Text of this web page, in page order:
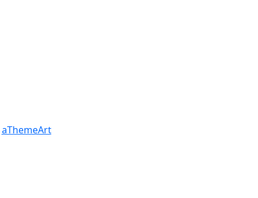
aThemeArt